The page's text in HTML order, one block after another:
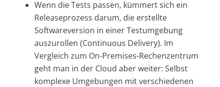
Wenn die Tests passen, kümmert sich ein
Releaseprozess darum, die erstellte
Softwareversion in einer Testumgebung
auszurollen (Continuous Delivery). Im
Vergleich zum On-Premises-Rechenzentrum
geht man in der Cloud aber weiter: Selbst
komplexe Umgebungen mit verschiedenen